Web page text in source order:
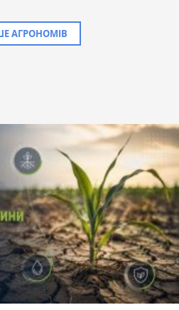
АГРОНОМІВ